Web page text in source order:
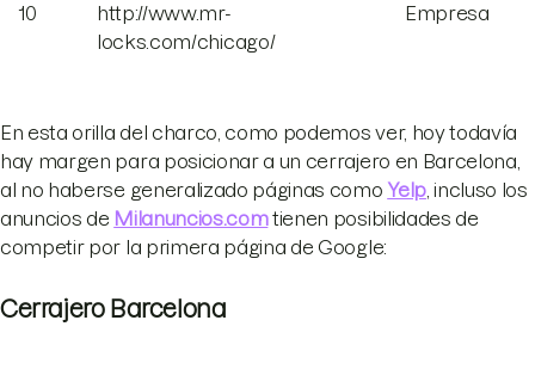
10
http://www.mr-
locks.com/chicago/
Empresa
En esta orilla del charco, como podemos ver, hoy todavía
hay margen para posicionar a un cerrajero en Barcelona,
al no haberse generalizado páginas como Yelp, incluso los
anuncios de Milanuncios.comtienen posibilidades de
competir por la primera página de Google:
Cerrajero Barcelona